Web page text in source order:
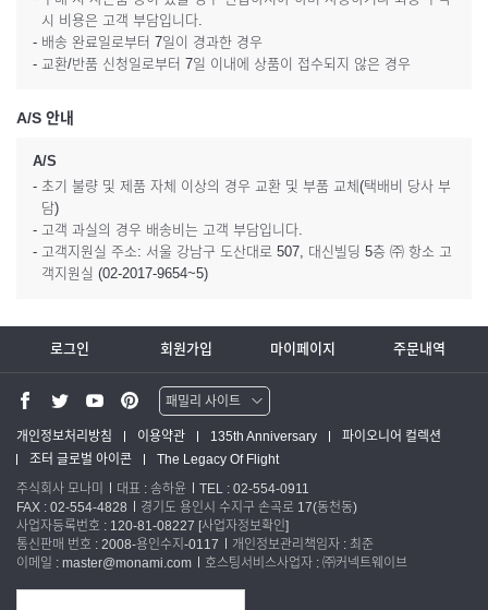
시 비용은 고객 부담입니다.
- 배송 완료일로부터 7일이 경과한 경우
- 교환/반품 신청일로부터 7일 이내에 상품이 접수되지 않은 경우
A/S 안내
A/S
- 초기 불량 및 제품 자체 이상의 경우 교환 및 부품 교체(택배비 당사 부
담)
- 고객 과실의 경우 배송비는 고객 부담입니다.
- 고객지원실 주소: 서울 강남구 도산대로 507, 대신빌딩 5층 ㈜ 항소 고
객지원실 (02-2017-9654~5)
로그인 회원가입 마이페이지 주문내역
패밀리 사이트
워터맨 쇼핑몰
파카 글로벌
개인정보처리방침 이용약관 135th Anniversary
파이오니어 컬렉션
조터 글로벌 아이콘
The Legacy Of Flight
주식회사 모나미
대표 : 송하윤
TEL : 02-554-0911
FAX : 02-554-4828
경기도 용인시 수지구 손곡로 17(동천동)
사업자등록번호 : 120-81-08227 [사업자정보확인]
통신판매 번호 : 2008-용인수지-0117
개인정보관리책임자 : 최준
이메일 : master@monami.com
호스팅서비스사업자 : ㈜커넥트웨이브